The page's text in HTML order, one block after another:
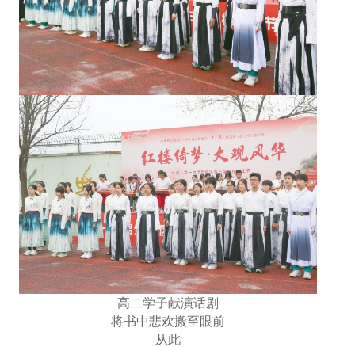
高二学子献演话剧
将书中悲欢搬至眼前
从此